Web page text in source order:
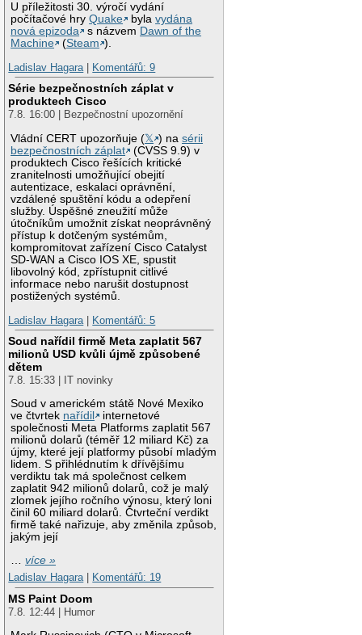
U příležitosti 30. výročí vydání
počítačové hryQuake bylavydána
nová epizoda
s názvem Dawn of the
Machine
(Steam ).
Ladislav Hagara
Komentářů: 9
Série bezpečnostních záplat v
produktech Cisco
7.8. 16:00 | Bezpečnostní upozornění
Vládní CERT upozorňuje (𝕏 ) nasérii
bezpečnostních záplat
(CVSS 9.9) v
produktech Cisco řešících kritické
zranitelnosti umožňující obejití
autentizace, eskalaci oprávnění,
vzdálené spuštění kódu a odepření
služby. Úspěšné zneužití může
útočníkům umožnit získat neoprávněný
přístup k dotčeným systémům,
kompromitovat zařízení Cisco Catalyst
SD-WAN a Cisco IOS XE, spustit
libovolný kód, zpřístupnit citlivé
informace nebo narušit dostupnost
postižených systémů.
Ladislav Hagara
Komentářů: 5
Soud nařídil firmě Meta zaplatit 567
milionů USD kvůli újmě způsobené
dětem
7.8. 15:33 | IT novinky
Soud v americkém státě Nové Mexiko
ve čtvrtek nařídil
internetové
společnosti Meta Platforms zaplatit 567
milionů dolarů (téměř 12 miliard Kč) za
újmy, které její platformy působí mladým
lidem. S přihlédnutím k dřívějšímu
verdiktu tak má společnost celkem
zaplatit 942 milionů dolarů, což je malý
zlomek jejího ročního výnosu, který loni
činil 60 miliard dolarů. Čtvrteční verdikt
firmě také nařizuje, aby změnila způsob,
jakým její
…více »
Ladislav Hagara| Komentářů: 19
MS Paint Doom
7.8. 12:44 | Humor